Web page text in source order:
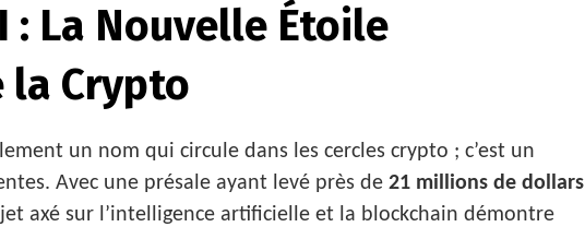
: La Nouvelle Étoile
la Crypto
un nom qui circule dans les cercles crypto ; c’est un
Avec une présale ayant levé près de 21 millions de dollars
axé sur l’intelligence artificielle et la blockchain démontre